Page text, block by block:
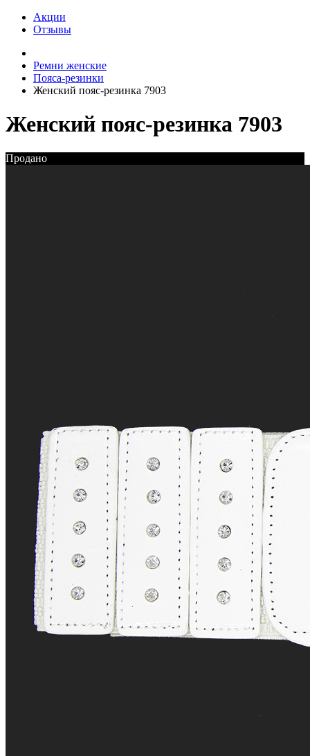
Акции
Отзывы
Ремни женские
Пояса-резинки
Женский пояс-резинка 7903
Женский пояс-резинка 7903
Продано